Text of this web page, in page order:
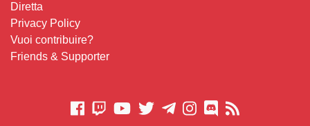
Diretta
Privacy Policy
Vuoi contribuire?
Friends & Supporter